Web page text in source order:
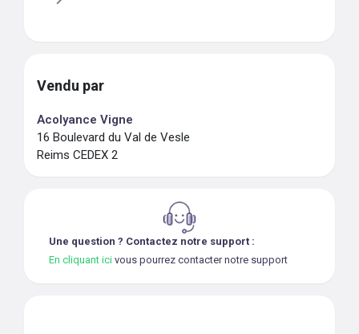
Vendu par
Acolyance Vigne
16 Boulevard du Val de Vesle
Reims CEDEX 2
Une question ? Contactez notre support :
En cliquant ici vous pourrez contacter notre support